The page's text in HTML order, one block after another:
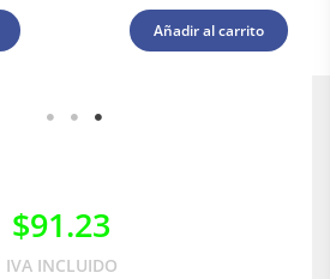
Añadir al carrito
$91.23
IVA INCLUIDO